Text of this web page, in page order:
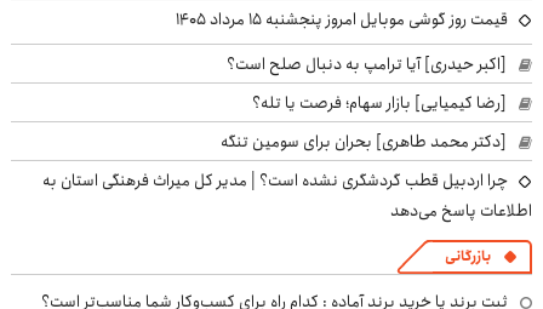
قیمت روز گوشی موبایل امروز پنجشنبه ۱۵ مرداد ۱۴۰۵
[اکبر حیدری] آیا ترامپ به دنبال صلح است؟
[رضا کیمیایی] بازار سهام؛ فرصت یا تله؟
[دکتر محمد طاهری] بحران برای سومین تنگه
چرا اردبیل قطب گردشگری نشده است؟ | مدیر کل میراث فرهنگی استان به
اطلاعات پاسخ می‌دهد
بازرگانی
ثبت برند یا خرید برند آماده : کدام راه برای کسب‌وکار شما مناسب‌تر است؟